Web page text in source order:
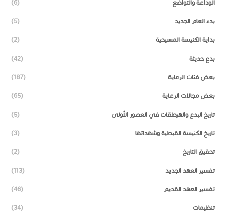
الوداعة والتواضع (6)
بدء العام الجديد (5)
بداية الكنيسة المسيحية (2)
بدع حديثة (42)
بعض فئات الرعاية (187)
بعض مجالات الرعاية (65)
تاريخ البدع والهرطقات في العصور الأولى (5)
تاريخ الكنيسة القبطية وشهدائها (3)
تحقيق التاريخ (2)
تفسير العهد الجديد (113)
تفسير العهد القديم (46)
تنظيمات (34)